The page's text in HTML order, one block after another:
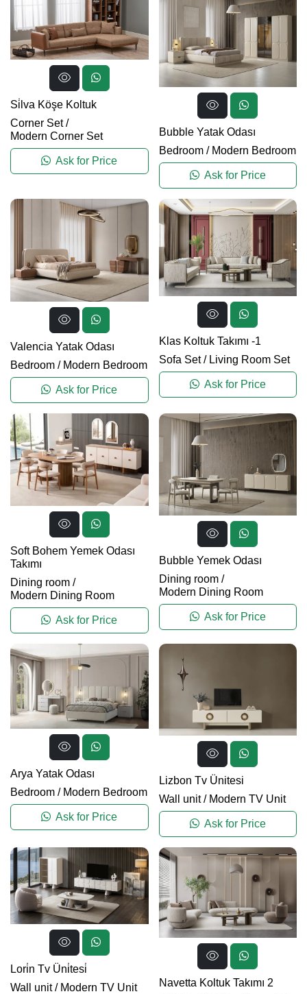
Si̇lva Köşe Koltuk
Corner Set/
Modern Corner Set
Ask for Price
Bubble Yatak Odası
Bedroom/ Modern Bedroom
Ask for Price
Valencia Yatak Odası
Bedroom / Modern Bedroom
Ask for Price
Klas Koltuk Takımı -1
Sofa Set/ Living Room Set
Ask for Price
Soft Bohem Yemek Odası
Takımı
Dining room /
Modern Dining Room
Ask for Price
Bubble Yemek Odası
Dining room/
Modern Dining Room
Ask for Price
Arya Yatak Odası
Bedroom / Modern Bedroom
Ask for Price
Lizbon Tv Ünitesi
Wall unit/ Modern TV Unit
Ask for Price
Lori̇n Tv Üni̇tesi̇
Wall unit/ Modern TV Unit
Navetta Koltuk Takımı 2